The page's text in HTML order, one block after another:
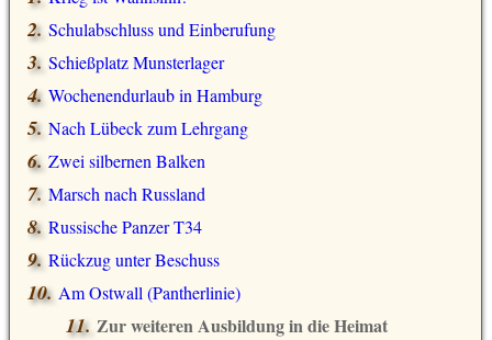
Schulabschluss und Einberufung
Schießplatz Munsterlager
Wochenendurlaub in Hamburg
Nach Lübeck zum Lehrgang
Zwei silbernen Balken
Marsch nach Russland
Russische Panzer T34
Rückzug unter Beschuss
Am Ostwall (Pantherlinie)
Zur weiteren Ausbildung in die Heimat